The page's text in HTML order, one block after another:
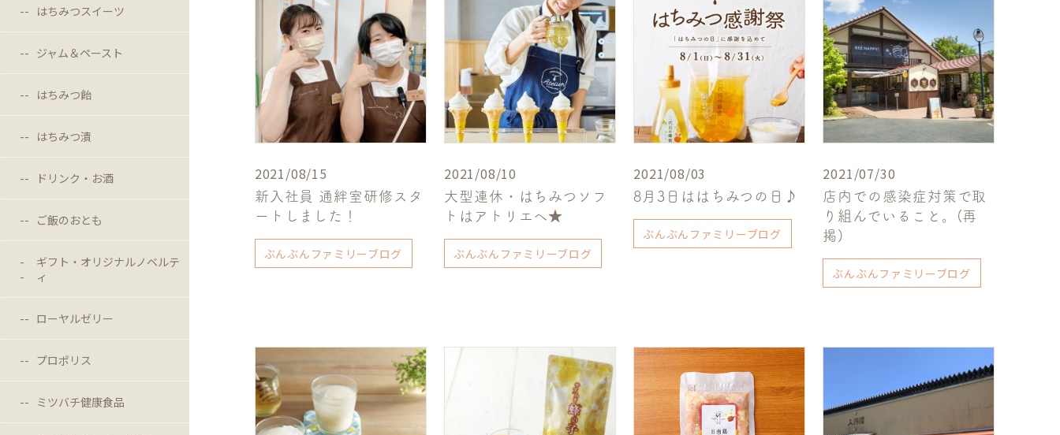
はちみつスイーツ
ジャム＆ペースト
はちみつ飴
はちみつ漬
ドリンク・お酒
ご飯のおとも
ギフト・オリジナルノベルテ
ィ
ローヤルゼリー
プロポリス
ミツバチ健康食品
2021/08/15
新入社員 通絆室研修スタ
ートしました！
ぶんぶんファミリーブログ
2021/08/10
大型連休・はちみつソフ
トはアトリエへ★
ぶんぶんファミリーブログ
2021/08/03
8月3日ははちみつの日♪
ぶんぶんファミリーブログ
2021/07/30
店内での感染症対策で取
り組んでいること。(再
掲)
ぶんぶんファミリーブログ